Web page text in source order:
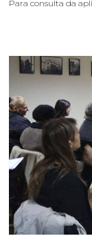
Para consulta da